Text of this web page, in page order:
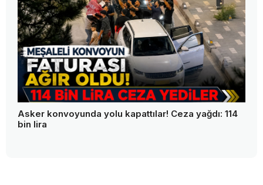
Asker konvoyunda yolu kapattılar! Ceza yağdı: 114
bin lira